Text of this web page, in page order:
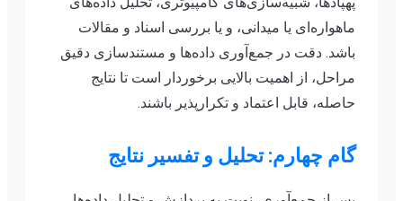
ماهواره‌ای یا میدانی، و یا بررسی اسناد و مقالات
باشد. دقت در جمع‌آوری داده‌ها و مستندسازی دقیق
مراحل، از اهمیت بالایی برخوردار است تا نتایج
حاصله، قابل اعتماد و تکرارپذیر باشند.
گام چهارم: تحلیل و تفسیر نتایج